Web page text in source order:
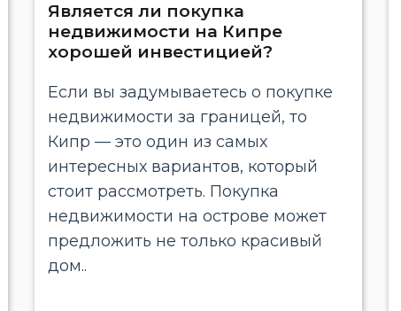
Является ли покупка
недвижимости на Кипре
хорошей инвестицией?
Если вы задумываетесь о покупке
недвижимости за границей, то
Кипр — это один из самых
интересных вариантов, который
стоит рассмотреть. Покупка
недвижимости на острове может
предложить не только красивый
дом..